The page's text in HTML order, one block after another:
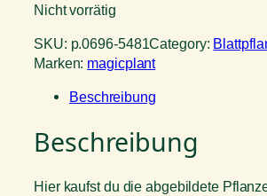
Nicht vorrätig
SKU: p.0696-5481Category:
Marken: magicplant
Beschreibung
Beschreibung
Hier kaufst du die abgebildete